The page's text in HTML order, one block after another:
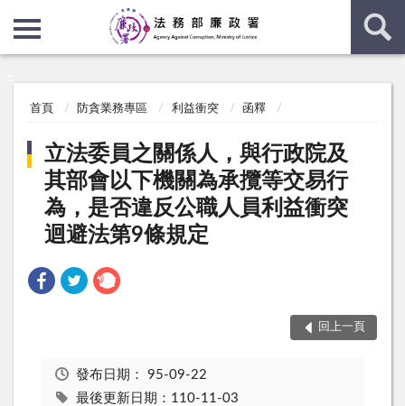
首頁 防貪業務專區 利益衝突 函釋
立法委員之關係人，與行政院及
其部會以下機關為承攬等交易行
為，是否違反公職人員利益衝突
迴避法第9條規定
回上一頁
發布日期： 95-09-22
最後更新日期：110-11-03